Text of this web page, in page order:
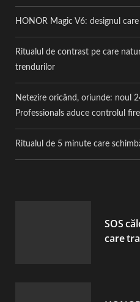
HONOR Magic V6: designul
Ritualul de contrast pe care
trendurilor
Netezire oricând, oriunde: noul
Professionals aduce controlul
Ritualul de 5 minute care
SOS
care